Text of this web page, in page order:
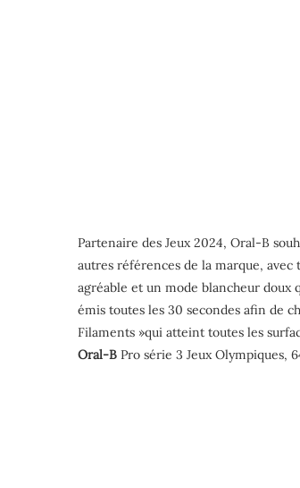
Partenaire des Jeux 2024, Oral-B
autres références de la marque,
agréable et un mode blancheur doux
émis toutes les 30 secondes afin de
Filaments »qui atteint toutes les
Oral-B Pro série 3 Jeux Olympiques,